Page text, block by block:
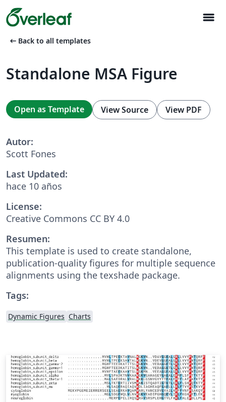
menu
arrow_left_alt Back to all templates
Standalone MSA Figure
Open as Template View Source View PDF
Autor:
Scott Fones
Last Updated:
hace 10 años
License:
Creative Commons CC BY 4.0
Resumen:
This template is used to create standalone,
publication-quality figures for multiple sequence
alignments using the texshade package.
Tags:
Dynamic Figures Charts